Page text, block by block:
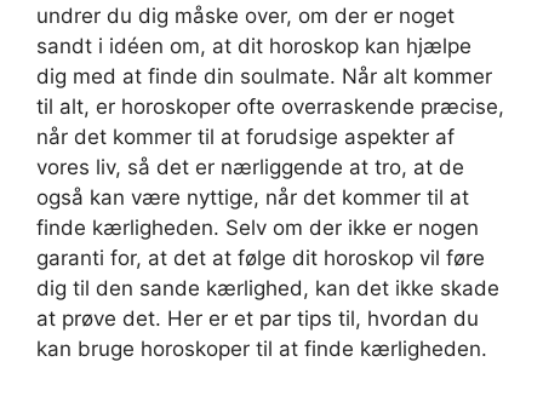
undrer du dig måske over, om der er noget
sandt i idéen om, at dit horoskop kan hjælpe
dig med at finde din soulmate. Når alt kommer
til alt, er horoskoper ofte overraskende præcise,
når det kommer til at forudsige aspekter af
vores liv, så det er nærliggende at tro, at de
også kan være nyttige, når det kommer til at
finde kærligheden. Selv om der ikke er nogen
garanti for, at det at følge dit horoskop vil føre
dig til den sande kærlighed, kan det ikke skade
at prøve det. Her er et par tips til, hvordan du
kan bruge horoskoper til at finde kærligheden.